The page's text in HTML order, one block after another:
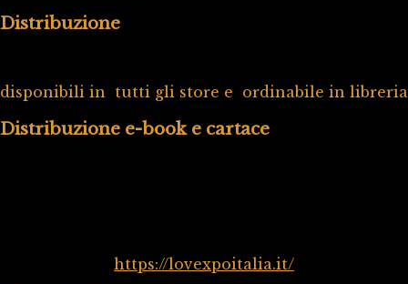
Distribuzione
disponibili in tutti gli store e ordinabile in libreria
Distribuzione e-book e cartace
https://lovexpoitalia.it/